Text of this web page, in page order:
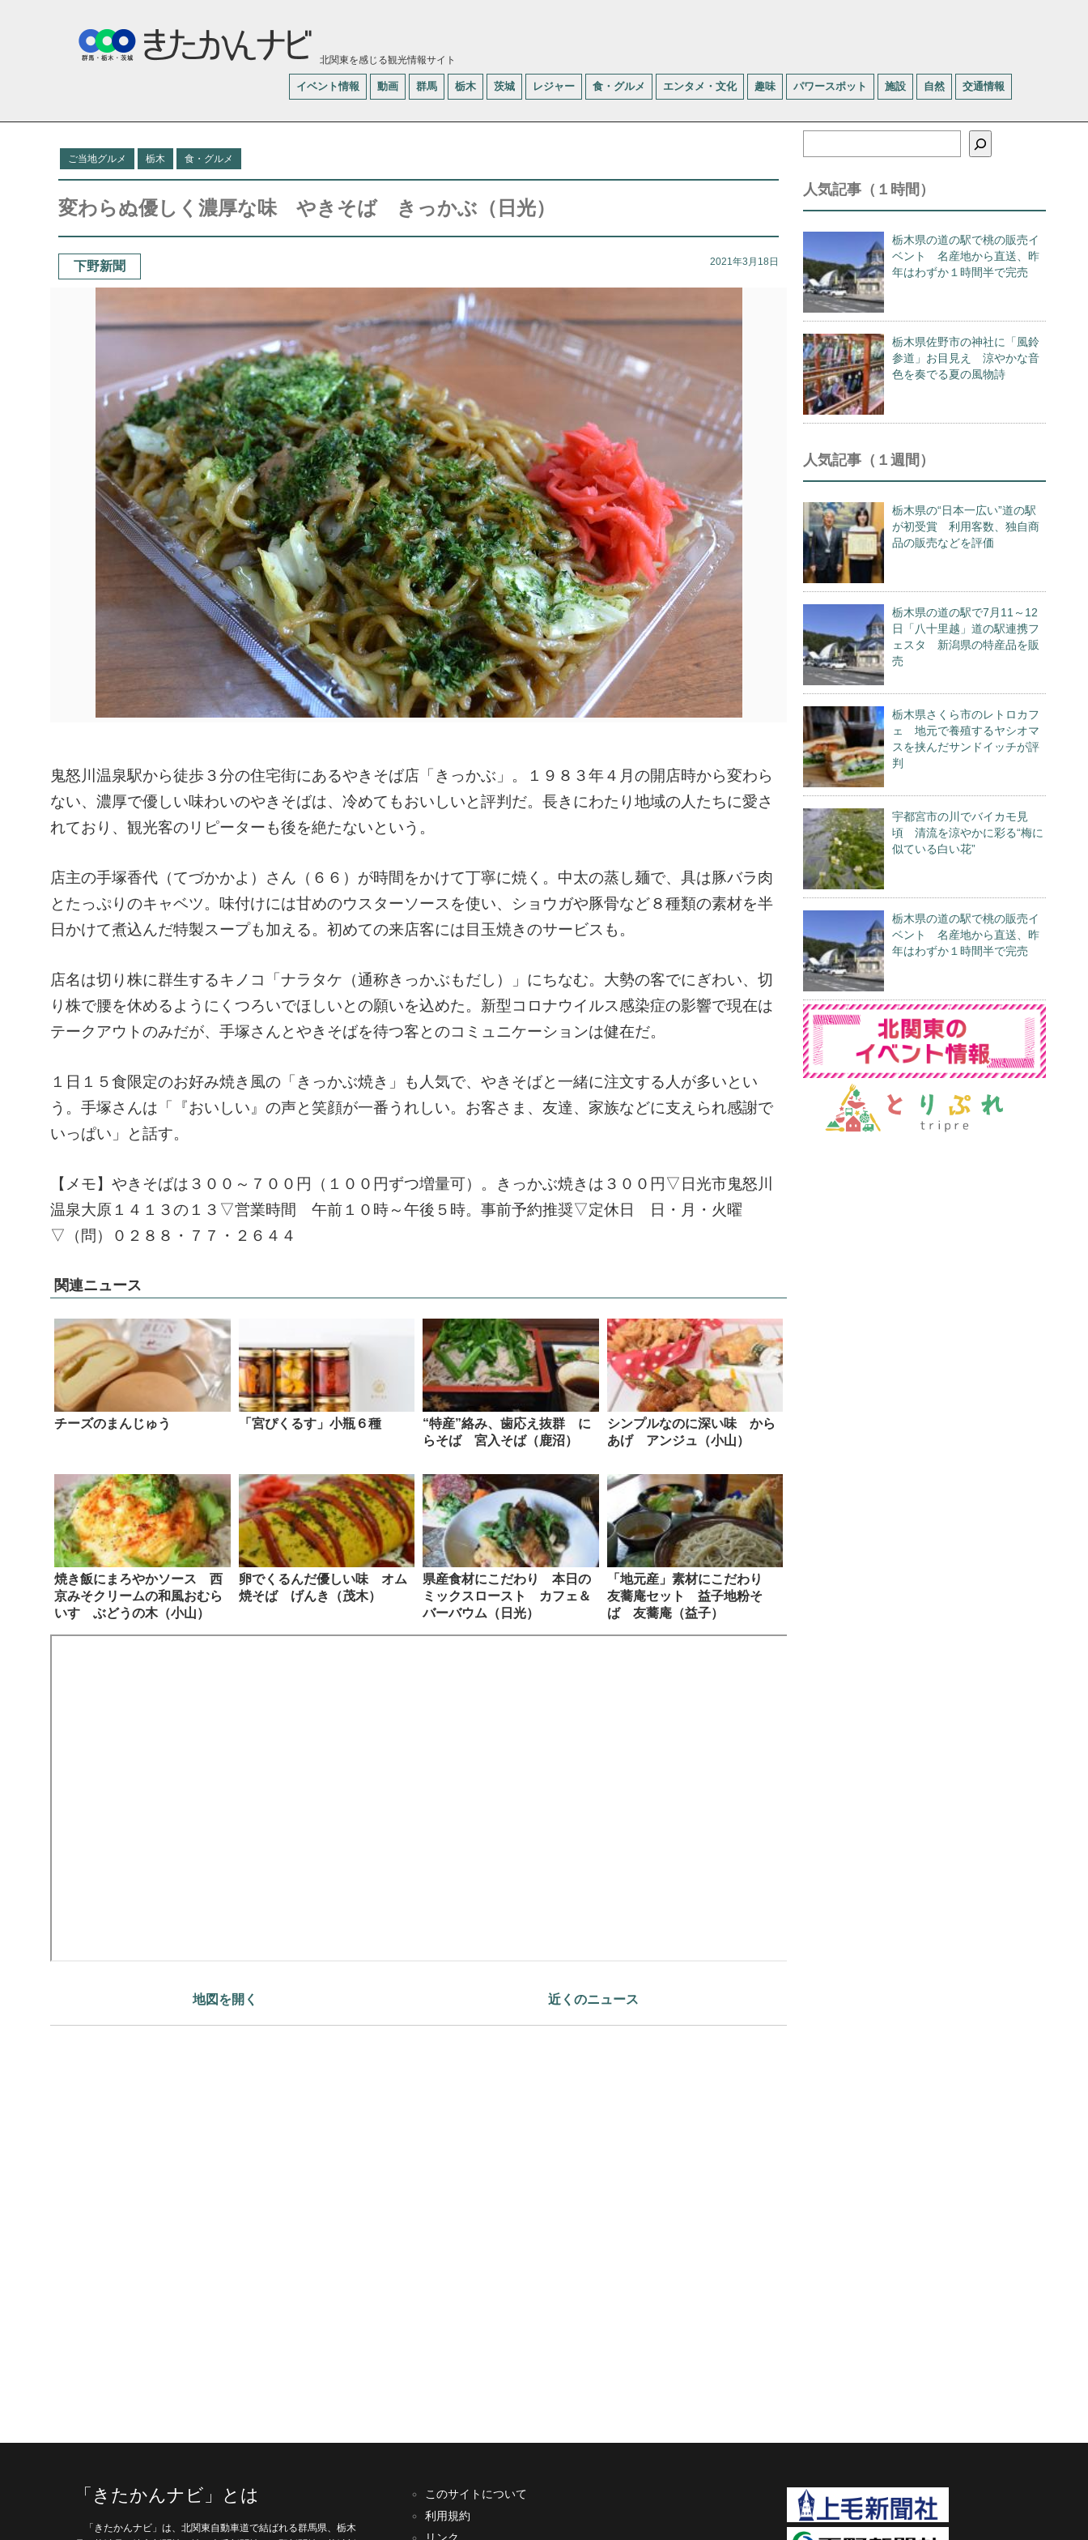
北関東を感じる観光情報サイト
イベント情報 動画 群馬 栃木 茨城 レジャー 食・グルメ エンタメ・文化 趣味 パワースポット 施設 自然 交通情報
ご当地グルメ 栃木 食・グルメ
変わらぬ優しく濃厚な味 やきそば きっかぶ（日光）
下野新聞 2021年3月18日
鬼怒川温泉駅から徒歩３分の住宅街にあるやきそば店「きっかぶ」。１９８３年４月の開店時から変わら
ない、濃厚で優しい味わいのやきそばは、冷めてもおいしいと評判だ。長きにわたり地域の人たちに愛さ
れており、観光客のリピーターも後を絶たないという。
店主の手塚香代（てづかかよ）さん（６６）が時間をかけて丁寧に焼く。中太の蒸し麺で、具は豚バラ肉
とたっぷりのキャベツ。味付けには甘めのウスターソースを使い、ショウガや豚骨など８種類の素材を半
日かけて煮込んだ特製スープも加える。初めての来店客には目玉焼きのサービスも。
店名は切り株に群生するキノコ「ナラタケ（通称きっかぶもだし）」にちなむ。大勢の客でにぎわい、切
り株で腰を休めるようにくつろいでほしいとの願いを込めた。新型コロナウイルス感染症の影響で現在は
テークアウトのみだが、手塚さんとやきそばを待つ客とのコミュニケーションは健在だ。
１日１５食限定のお好み焼き風の「きっかぶ焼き」も人気で、やきそばと一緒に注文する人が多いとい
う。手塚さんは「『おいしい』の声と笑顔が一番うれしい。お客さま、友達、家族などに支えられ感謝で
いっぱい」と話す。
【メモ】やきそばは３００～７００円（１００円ずつ増量可）。きっかぶ焼きは３００円▽日光市鬼怒川
温泉大原１４１３の１３▽営業時間 午前１０時～午後５時。事前予約推奨▽定休日 日・月・火曜
▽（問）０２８８・７７・２６４４
関連ニュース
チーズのまんじゅう 「宮ぴくるす」小瓶６種
“特産”絡み、歯応え抜群 に
らそば 宮入そば（鹿沼）
シンプルなのに深い味 から
あげ アンジュ（小山）
焼き飯にまろやかソース 西
京みそクリームの和風おむら
いす ぶどうの木（小山）
卵でくるんだ優しい味 オム
焼そば げんき（茂木）
県産食材にこだわり 本日の
ミックスロースト カフェ＆
バーバウム（日光）
「地元産」素材にこだわり
友蕎庵セット 益子地粉そ
ば 友蕎庵（益子）
地図を開く 近くのニュース
索
人気記事（１時間）
栃木県の道の駅で桃の販売イ
ベント 名産地から直送、昨
年はわずか１時間半で完売
栃木県佐野市の神社に「風鈴
参道」お目見え 涼やかな音
色を奏でる夏の風物詩
人気記事（１週間）
栃木県の“日本一広い”道の駅
が初受賞 利用客数、独自商
品の販売などを評価
栃木県の道の駅で7月11～12
日「八十里越」道の駅連携フ
ェスタ 新潟県の特産品を販
売
栃木県さくら市のレトロカフ
ェ 地元で養殖するヤシオマ
スを挟んだサンドイッチが評
判
宇都宮市の川でバイカモ見
頃 清流を涼やかに彩る“梅に
似ている白い花”
栃木県の道の駅で桃の販売イ
ベント 名産地から直送、昨
年はわずか１時間半で完売
「きたかんナビ」とは
「きたかんナビ」は、北関東自動車道で結ばれる群馬県、栃木
このサイトについて
利用規約